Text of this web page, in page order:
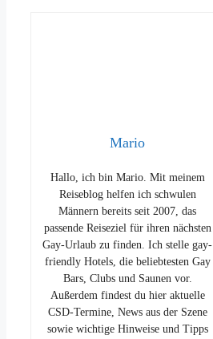
Mario
Hallo, ich bin Mario. Mit meinem
Reiseblog helfen ich schwulen
Männern bereits seit 2007, das
passende Reiseziel für ihren nächsten
Gay-Urlaub zu finden. Ich stelle gay-
friendly Hotels, die beliebtesten Gay
Bars, Clubs und Saunen vor.
Außerdem findest du hier aktuelle
CSD-Termine, News aus der Szene
sowie wichtige Hinweise und Tipps